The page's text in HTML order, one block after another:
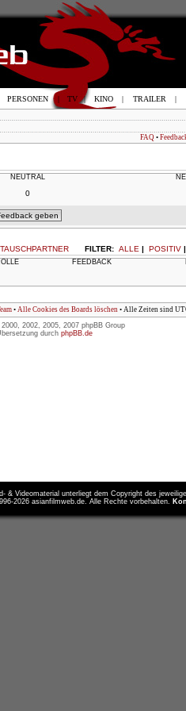
FAQ •
NEUTRAL
0
FILTER: ALLE | POSITIV |
TAUSCHPARTNER
FEEDBACK
• Alle Cookies des Boards löschen • Alle Zeiten sind
2002, 2005, 2007 phpBB Group
durch phpBB.de
& Videomaterial unterliegt dem Copyright des
2026 asianfilmweb.de. Alle Rechte vorbehalten.
PERSONEN | TV | KINO | TRAILER |